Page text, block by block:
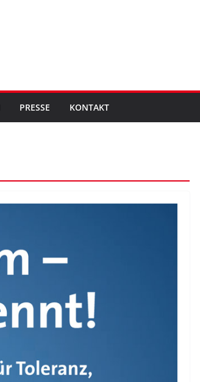
PRESSE KONTAKT